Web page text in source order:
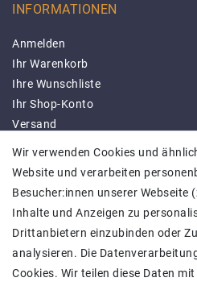
INFORMATIONEN
Anmelden
Ihr Warenkorb
Ihre Wunschliste
Ihr Shop-Konto
Versand
Impressum
Daten­schutz­erklärung
Barrierefreiheitserklärung
Kontakt
SICHER BEZAHLEN
Wir verwenden Cookies und
Website und verarbeiten
Besucher:innen unserer Webseite
Inhalte und Anzeigen zu
Drittanbietern einzubinden oder
analysieren. Die
Cookies. Wir teilen diese Daten